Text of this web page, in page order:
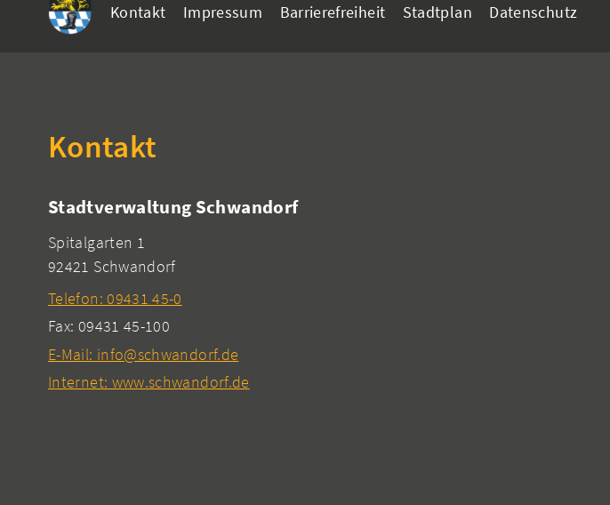
Kontakt Impressum Barrierefreiheit Stadtplan Datenschutz
Kontakt
Stadtverwaltung Schwandorf
Spitalgarten 1
92421 Schwandorf
Telefon: 09431 45-0
Fax: 09431 45-100
E-Mail: info@schwandorf.de
Internet: www.schwandorf.de